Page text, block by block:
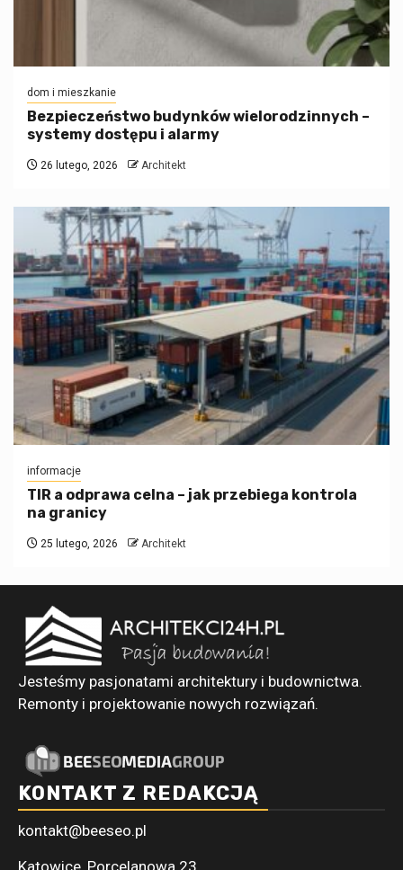
dom i mieszkanie
Bezpieczeństwo budynków wielorodzinnych –
systemy dostępu i alarmy
26 lutego, 2026 Architekt
informacje
TIR a odprawa celna – jak przebiega kontrola
na granicy
25 lutego, 2026 Architekt
Jesteśmy pasjonatami architektury i budownictwa.
Remonty i projektowanie nowych rozwiązań.
KONTAKT Z REDAKCJĄ
kontakt@beeseo.pl